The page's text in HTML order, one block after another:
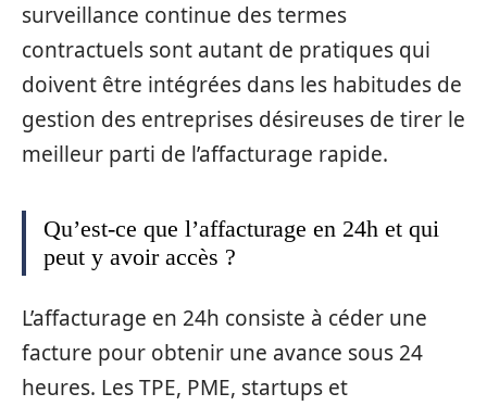
surveillance continue des termes
contractuels sont autant de pratiques qui
doivent être intégrées dans les habitudes de
gestion des entreprises désireuses de tirer le
meilleur parti de l’affacturage rapide.
Qu’est-ce que l’affacturage en 24h et qui
peut y avoir accès ?
L’affacturage en 24h consiste à céder une
facture pour obtenir une avance sous 24
heures. Les TPE, PME, startups et